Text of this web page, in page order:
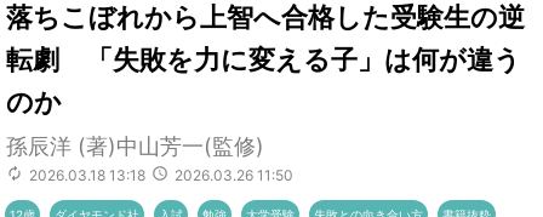
落ちこぼれから上智へ合格した受験生の逆
転劇 「失敗を力に変える子」は何が違う
のか
孫辰洋 (著)中山芳一(監修)
2026.03.18 13:18 2026.03.26 11:50